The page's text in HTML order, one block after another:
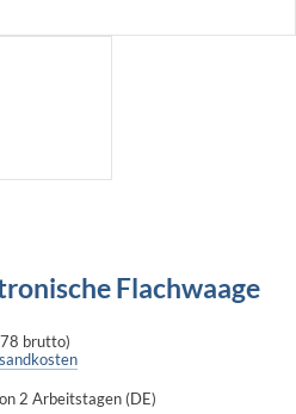
Flachwaage
brutto)
2 Arbeitstagen (DE)